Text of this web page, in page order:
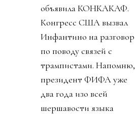
объявила КОНКАКАФ.
Конгресс США вызвал
Инфантино на разговор
по поводу связей с
трампистами. Напомню,
президент ФИФА уже
два года изо всей
шершавости языка